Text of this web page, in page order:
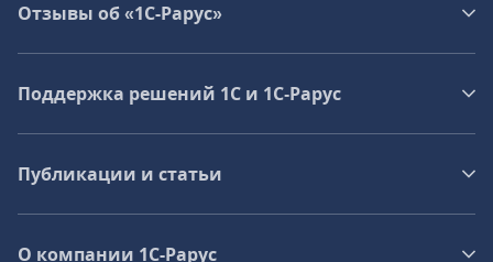
Отзывы об «1С-Рарус»
Поддержка решений 1С и 1С‑Рарус
Публикации и статьи
О компании 1C-Рарус